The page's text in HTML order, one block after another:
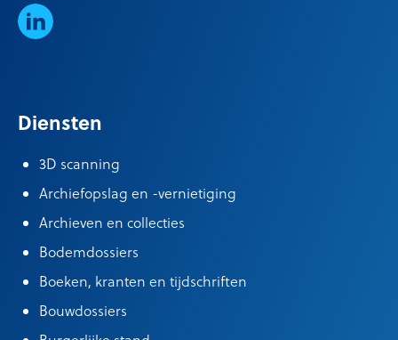
LinkedIn
Diensten
3D scanning
Archiefopslag en -vernietiging
Archieven en collecties
Bodemdossiers
Boeken, kranten en tijdschriften
Bouwdossiers